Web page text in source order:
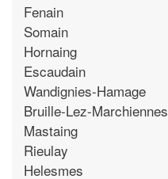
Fenain
Somain
Hornaing
Escaudain
Wandignies-Hamage
Bruille-Lez-Marchiennes
Mastaing
Rieulay
Helesmes